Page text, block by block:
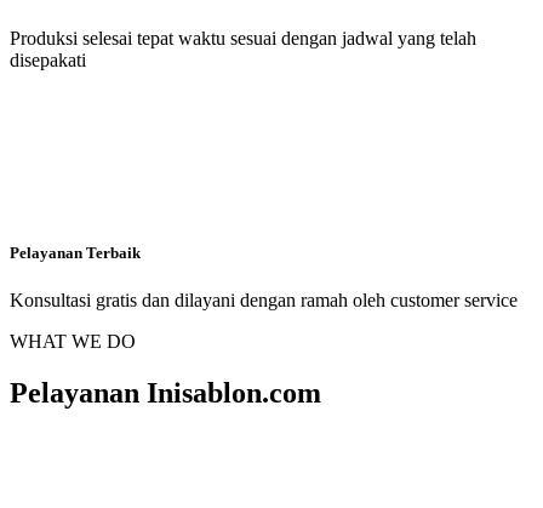
Produksi selesai tepat waktu sesuai dengan jadwal yang telah
disepakati
Pelayanan Terbaik
Konsultasi gratis dan dilayani dengan ramah oleh customer service
WHAT WE DO
Pelayanan Inisablon.com